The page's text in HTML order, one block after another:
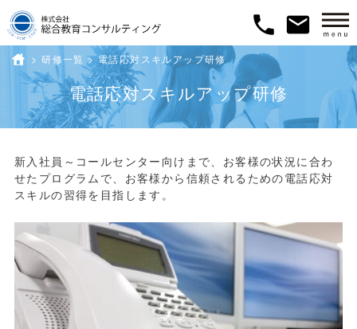
phone email
ホーム
>研修一覧 >電話応対スキルアップ研修
電話応対スキルアップ研修
新入社員～コールセンター向けまで、お客様の状況に合わ
せたプログラムで、お客様から信頼されるための電話応対
スキルの習得を目指します。